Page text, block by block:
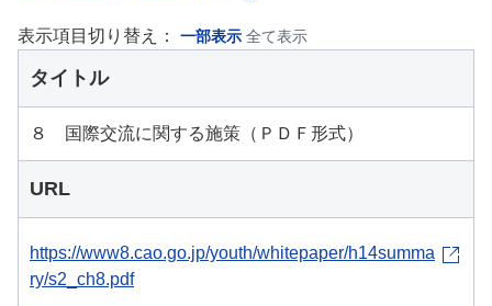
表示項目切り替え： 一部表示 全て表示
タイトル
８ 国際交流に関する施策（ＰＤＦ形式）
URL
https://www8.cao.go.jp/youth/whitepaper/h14summa
ry/s2_ch8.pdf